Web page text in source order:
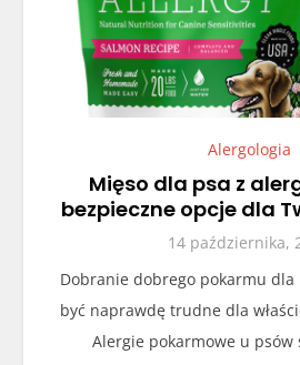
Alergologia
Mięso dla psa z
bezpieczne opcje dla
14 października,
Dobranie dobrego pokarmu dla
być naprawdę trudne dla
Alergie pokarmowe u